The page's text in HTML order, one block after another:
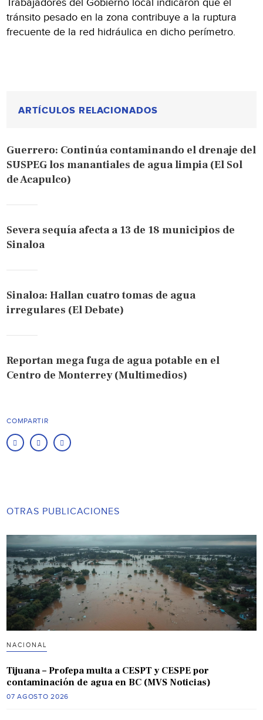
tránsito pesado en la zona contribuye a la ruptura
frecuente de la red hidráulica en dicho perímetro.
ARTÍCULOS RELACIONADOS
Guerrero: Continúa contaminando el drenaje del
SUSPEG los manantiales de agua limpia (El Sol
de Acapulco)
Severa sequía afecta a 13 de 18 municipios de
Sinaloa
Sinaloa: Hallan cuatro tomas de agua
irregulares (El Debate)
Reportan mega fuga de agua potable en el
Centro de Monterrey (Multimedios)
COMPARTIR
OTRAS PUBLICACIONES
NACIONAL
Tijuana – Profepa multa a CESPT y CESPE por
contaminación de agua en BC (MVS Noticias)
07 AGOSTO 2026